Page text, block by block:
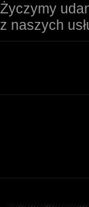
Życzymy
z naszych